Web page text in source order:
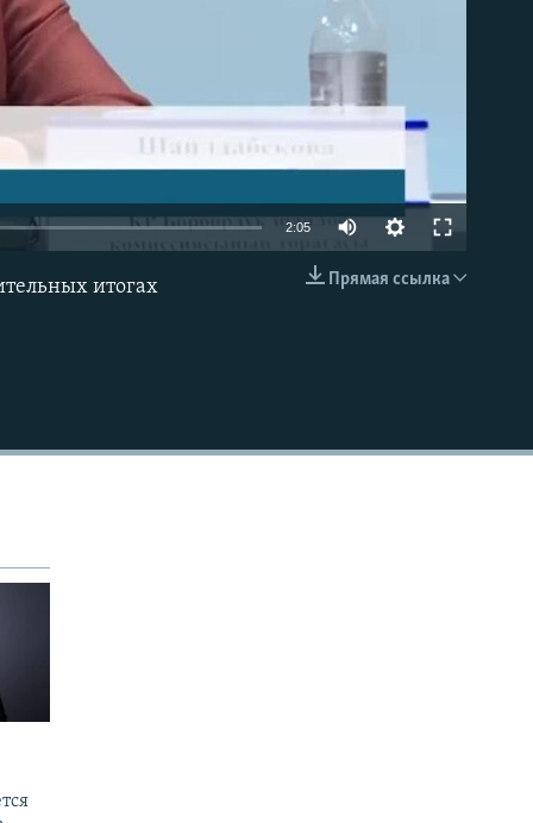
2:05
Прямая ссылка
итогах